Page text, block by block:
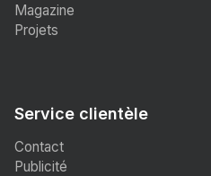
Magazine
Projets
Service clientèle
Contact
Publicité